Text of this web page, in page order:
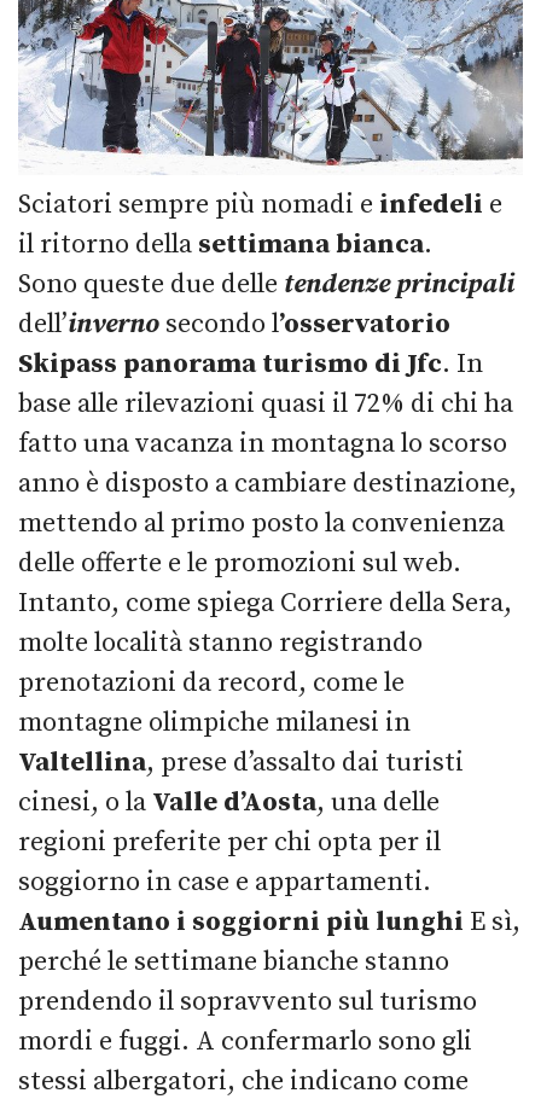
Sciatori sempre più nomadi e infedeli e
il ritorno della settimana bianca.
Sono queste due delle tendenze principali
dell’inverno secondo l’osservatorio
Skipass panorama turismo di Jfc. In
base alle rilevazioni quasi il 72% di chi ha
fatto una vacanza in montagna lo scorso
anno è disposto a cambiare destinazione,
mettendo al primo posto la convenienza
delle offerte e le promozioni sul web.
Intanto, come spiega Corriere della Sera,
molte località stanno registrando
prenotazioni da record, come le
montagne olimpiche milanesi in
Valtellina, prese d’assalto dai turisti
cinesi, o la Valle d’Aosta, una delle
regioni preferite per chi opta per il
soggiorno in case e appartamenti.
Aumentano i soggiorni più lunghi E sì,
perché le settimane bianche stanno
prendendo il sopravvento sul turismo
mordi e fuggi. A confermarlo sono gli
stessi albergatori, che indicano come